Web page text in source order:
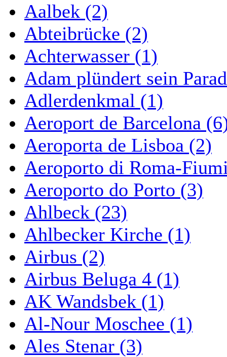
Aalbek (2)
Abteibrücke (2)
Achterwasser (1)
Adam plündert sein
Adlerdenkmal (1)
Aeroport de Barcelona
Aeroporta de Lisboa (2)
Aeroporto di Roma-
Aeroporto do Porto (3)
Ahlbeck (23)
Ahlbecker Kirche (1)
Airbus (2)
Airbus Beluga 4 (1)
AK Wandsbek (1)
Al-Nour Moschee (1)
Ales Stenar (3)